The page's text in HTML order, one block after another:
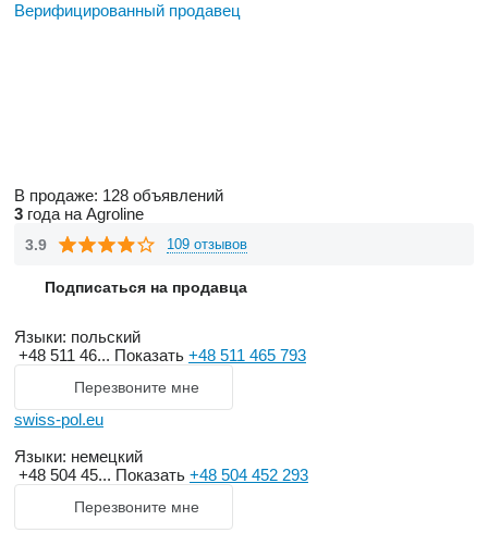
Верифицированный продавец
В продаже: 128 объявлений
3 года на Agroline
3.9 109 отзывов
Подписаться на продавца
Языки: польский
+48 511 46... Показать +48 511 465 793
Перезвоните мне
swiss-pol.eu
Языки: немецкий
+48 504 45... Показать +48 504 452 293
Перезвоните мне